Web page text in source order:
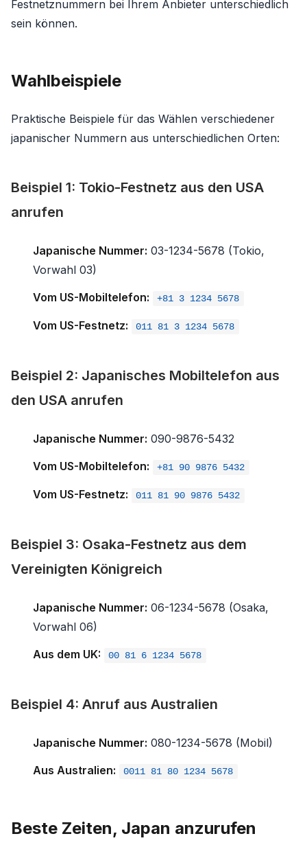
Festnetznummern bei Ihrem Anbieter unterschiedlich
sein können.
Wahlbeispiele
Praktische Beispiele für das Wählen verschiedener
japanischer Nummern aus unterschiedlichen Orten:
Beispiel 1: Tokio-Festnetz aus den USA
anrufen
Japanische Nummer: 03-1234-5678 (Tokio,
Vorwahl 03)
Vom US-Mobiltelefon:
+81 3 1234 5678
Vom US-Festnetz: 011 81 3 1234 5678
Beispiel 2: Japanisches Mobiltelefon aus
den USA anrufen
Japanische Nummer: 090-9876-5432
Vom US-Mobiltelefon:
+81 90 9876 5432
Vom US-Festnetz: 011 81 90 9876 5432
Beispiel 3: Osaka-Festnetz aus dem
Vereinigten Königreich
Japanische Nummer: 06-1234-5678 (Osaka,
Vorwahl 06)
Aus dem UK:
00 81 6 1234 5678
Beispiel 4: Anruf aus Australien
Japanische Nummer: 080-1234-5678 (Mobil)
Aus Australien:
0011 81 80 1234 5678
Beste Zeiten, Japan anzurufen